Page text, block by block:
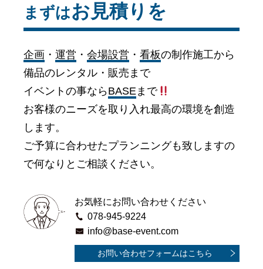
まずはお見積りを
企画 ・運営 ・会場設営 ・看板の制作施工から
備品のレンタル・販売まで
イベントの事ならBASEまで
お客様のニーズを取り入れ最高の環境を創造
します。
ご予算に合わせたプランニングも致しますの
で何なりとご相談ください。
お気軽にお問い合わせください
078-945-9224
info@base-event.com
お問い合わせフォームはこちら